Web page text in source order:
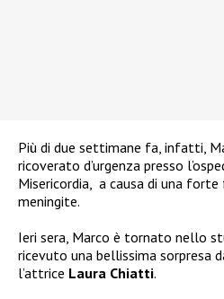
Più di due settimane fa, infatti,
ricoverato d’urgenza presso
Misericordia, a causa di una
meningite.
Ieri sera, Marco è tornato nello
ricevuto una bellissima sorpresa
l’attrice Laura Chiatti.